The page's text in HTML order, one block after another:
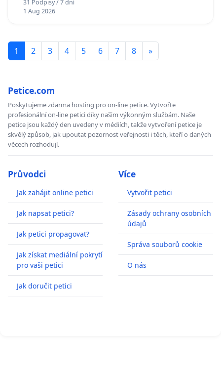
31 Podpisy / 7 dní
1 Aug 2026
1 2 3 4 5 6 7 8 »
Petice.com
Poskytujeme zdarma hosting pro on-line petice. Vytvořte
profesionální on-line petici díky našim výkonným službám. Naše
petice jsou každý den uvedeny v médiích, takže vytvoření petice je
skvělý způsob, jak upoutat pozornost veřejnosti i těch, kteří o daných
věcech rozhodují.
Průvodci
Jak zahájit online petici
Jak napsat petici?
Jak petici propagovat?
Jak získat mediální pokrytí
pro vaši petici
Jak doručit petici
Více
Vytvořit petici
Zásady ochrany osobních
údajů
Správa souborů cookie
O nás